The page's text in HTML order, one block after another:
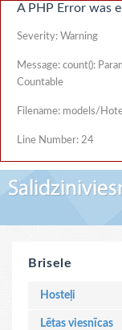
A PHP Error was
Severity: Warning
Message: count():
Countable
Filename: models/
Line Number: 24
Brisele
Hosteļi
Lētas viesnīcas